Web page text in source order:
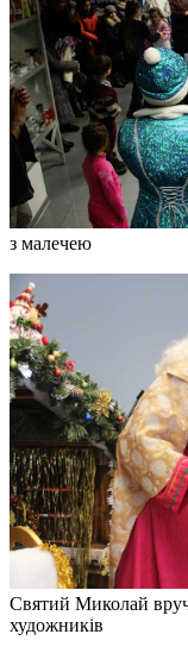
з малечею
Святий Миколай
художників